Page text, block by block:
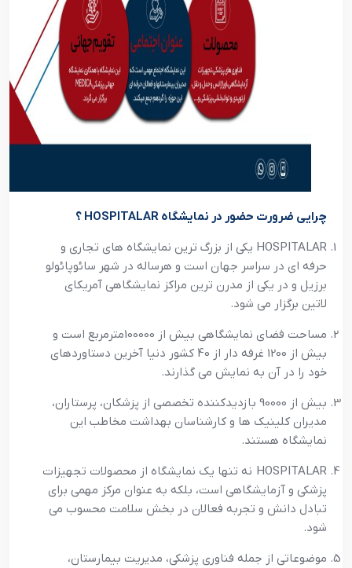
چرایی ضرورت حضور در نمایشگاه HOSPITALAR ؟
HOSPITALAR یکی از بزرگ ترین نمایشگاه های تجاری و
حرفه ای در سراسر جهان است و هرساله در شهر سائوپائولو
برزیل و در یکی از مدرن ترین مراکز نمایشگاهی آمریکای
لاتین برگزار می شود.
مساحت فضای نمایشگاهی بیش از 100000مترمربع است و
بیش از 1200 غرفه دار از 40 کشور دنیا آخرین دستاوردهای
خود را در آن به نمایش می گذارند.
بیش از 90000 بازدیدکننده تخصصی از پزشکان،‌ پرستاران،
مدیران کلینیک ها و کارشناسان بهداشت مخاطب این
نمایشگاه هستند.
HOSPITALAR نه تنها یک نمایشگاه از محصولات تجهیزات
پزشکی و آزمایشگاهی است، بلکه به عنوان مرکز مهمی برای
تبادل دانش و تجربه فعالان در بخش سلامت محسوب می
شود.
موضوعاتی از جمله فناوری پزشکی، مدیریت بیمارستان،